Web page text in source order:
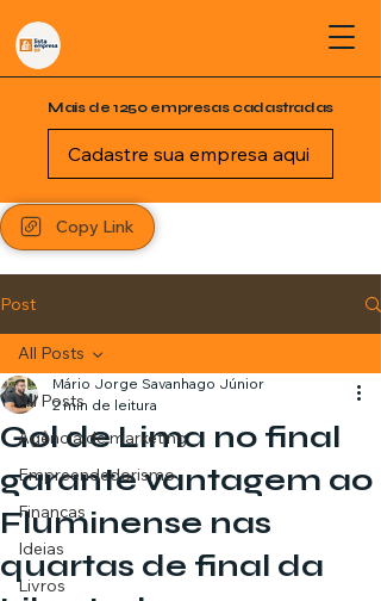
Mais de 1250 empresas cadastradas
Cadastre sua empresa aqui
Copy Link
Post
All Posts
Agência de marketing
Empreendedorismo
Finanças
Ideias
Livros
All Posts
Gol de Lima no final
garante vantagem ao
Fluminense nas
quartas de final da
Mário Jorge Savanhago Júnior
2 min de leitura